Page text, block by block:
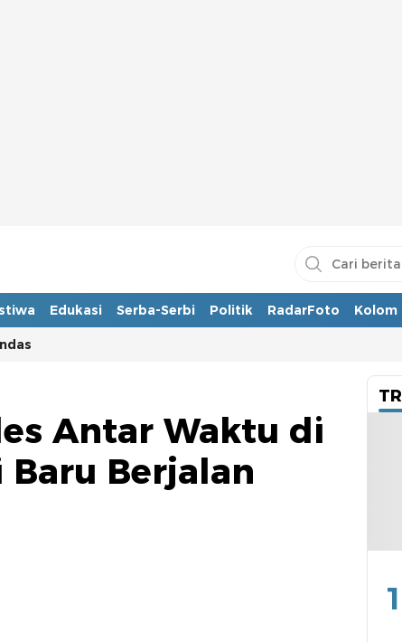
Edukasi Serba-Serbi Politik RadarFoto Kolom
Antar Waktu di
Baru Berjalan
1